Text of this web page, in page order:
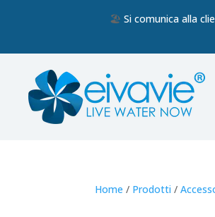
🏖️ Si comunica alla
Home / Prodotti /